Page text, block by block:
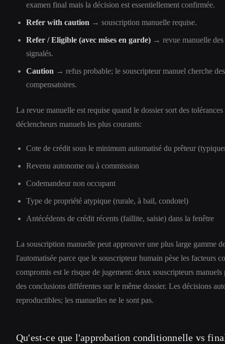
examen final mais la décision est essentiellement confirmée.
Refer with caution → souscription manuelle requise.
Refer / Eligible (avec mises en garde) → revue manuelle des
signalés.
Caution → refus probable; le souscripteur manuel cherche
compensatoires.
La revue manuelle est requise quand le dossier sort des
déclencheurs manuels les plus courants:
Cote de crédit sous le minimum automatisé du prêteur
Revenu autonome ou à commission
Codemandeur non occupant
Type de propriété atypique (rurale, à bail, condotel)
Antécédents de crédit récents (faillite, saisie) dans la fenêtre
La souscription manuelle peut approuver une plus large gamme
l'automatisée parce que le souscripteur humain pèse les facteurs
compromis est le risque de jugement: deux souscripteurs manuels
des conclusions différentes sur le même dossier. Les décisions
reproductibles; les manuelles ne le sont pas.
Qu'est-ce que l'approbation conditionnelle vs